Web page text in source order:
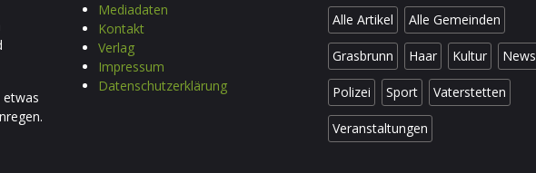
etwas
Mediadaten
Kontakt
Verlag
Impressum
Datenschutzerklärung
Alle Artikel Alle Gemeinden
Grasbrunn Haar Kultur News
Polizei Sport Vaterstetten
Veranstaltungen